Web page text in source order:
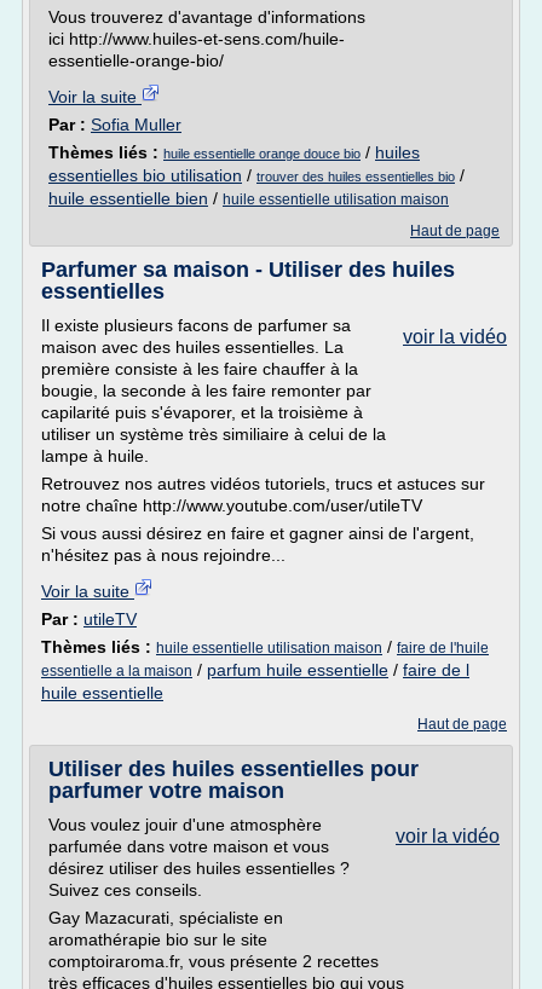
Vous trouverez d'avantage d'informations
ici http://www.huiles-et-sens.com/huile-
essentielle-orange-bio/
Voir la suite
Par : Sofia Muller
Thèmes liés : huile essentielle orange douce bio / huiles
essentielles bio utilisation / trouver des huiles essentielles bio /
huile essentielle bien / huile essentielle utilisation maison
Haut de page
Parfumer sa maison - Utiliser des huiles
essentielles
voir la vidéo
Il existe plusieurs facons de parfumer sa
maison avec des huiles essentielles. La
première consiste à les faire chauffer à la
bougie, la seconde à les faire remonter par
capilarité puis s'évaporer, et la troisième à
utiliser un système très similiaire à celui de la
lampe à huile.
Retrouvez nos autres vidéos tutoriels, trucs et astuces sur
notre chaîne http://www.youtube.com/user/utileTV
Si vous aussi désirez en faire et gagner ainsi de l'argent,
n'hésitez pas à nous rejoindre...
Voir la suite
Par : utileTV
Thèmes liés : huile essentielle utilisation maison / faire de l'huile
essentielle a la maison / parfum huile essentielle / faire de l
huile essentielle
Haut de page
Utiliser des huiles essentielles pour
parfumer votre maison
voir la vidéo
Vous voulez jouir d'une atmosphère
parfumée dans votre maison et vous
désirez utiliser des huiles essentielles ?
Suivez ces conseils.
Gay Mazacurati, spécialiste en
aromathérapie bio sur le site
comptoiraroma.fr, vous présente 2 recettes
très efficaces d'huiles essentielles bio qui vous